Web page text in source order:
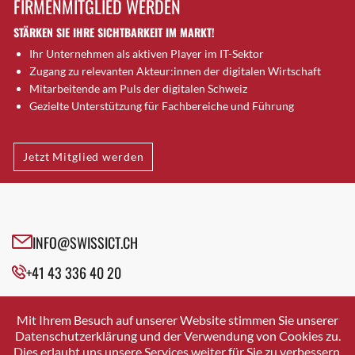
Brugg AG
Brütten
Bubendorf
Bubikon
Buchs (SG)
Bäretswil
Bülach
Cazis
Crissier
Davos Platz
Dierikon
Dietikon
FIRMENMITGLIED WERDEN
STÄRKEN SIE IHRE SICHTBARKEIT IM MARKT!
Ihr Unternehmen als aktiven Player im IT-Sektor
Zugang zu relevanten Akteur:innen der digitalen Wirtschaft
Mitarbeitende am Puls der digitalen Schweiz
Gezielte Unterstützung für Fachbereiche und Führung
Jetzt Mitglied werden
INFO@SWISSICT.CH
+41 43 336 40 20
SWISSICT
VULKANSTRASSE 120
8048 ZURICH
Mit Ihrem Besuch auf unserer Website stimmen Sie unserer
Datenschutzerklärung und der Verwendung von Cookies zu.
Dies erlaubt uns unsere Services weiter für Sie zu verbessern.